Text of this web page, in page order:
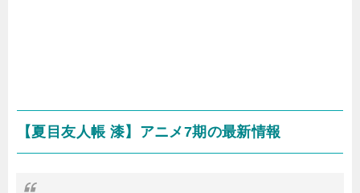
【夏目友人帳 漆】アニメ7期の最新情報